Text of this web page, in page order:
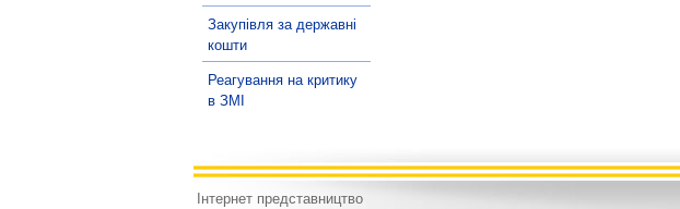
Закупівля за державні
кошти
Реагування на критику
в ЗМІ
Інтернет представництво